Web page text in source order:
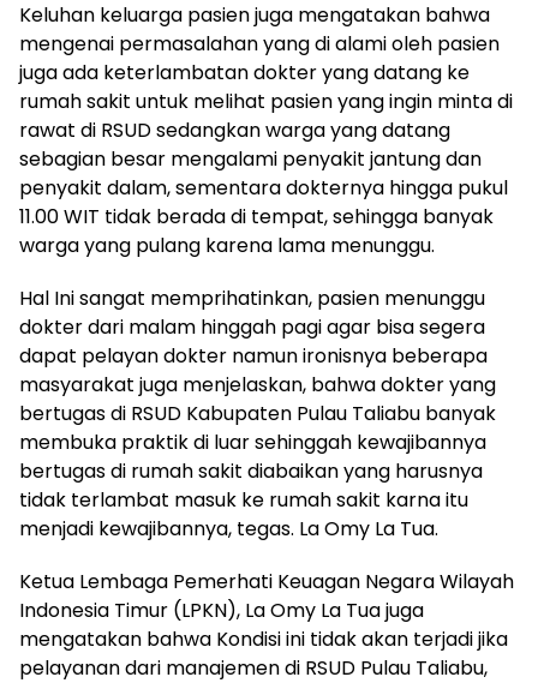
Keluhan keluarga pasien juga mengatakan bahwa
mengenai permasalahan yang di alami oleh pasien
juga ada keterlambatan dokter yang datang ke
rumah sakit untuk melihat pasien yang ingin minta di
rawat di RSUD sedangkan warga yang datang
sebagian besar mengalami penyakit jantung dan
penyakit dalam, sementara dokternya hingga pukul
11.00 WIT tidak berada di tempat, sehingga banyak
warga yang pulang karena lama menunggu.
Hal Ini sangat memprihatinkan, pasien menunggu
dokter dari malam hinggah pagi agar bisa segera
dapat pelayan dokter namun ironisnya beberapa
masyarakat juga menjelaskan, bahwa dokter yang
bertugas di RSUD Kabupaten Pulau Taliabu banyak
membuka praktik di luar sehinggah kewajibannya
bertugas di rumah sakit diabaikan yang harusnya
tidak terlambat masuk ke rumah sakit karna itu
menjadi kewajibannya, tegas. La Omy La Tua.
Ketua Lembaga Pemerhati Keuagan Negara Wilayah
Indonesia Timur (LPKN), La Omy La Tua juga
mengatakan bahwa Kondisi ini tidak akan terjadi jika
pelayanan dari manajemen di RSUD Pulau Taliabu,